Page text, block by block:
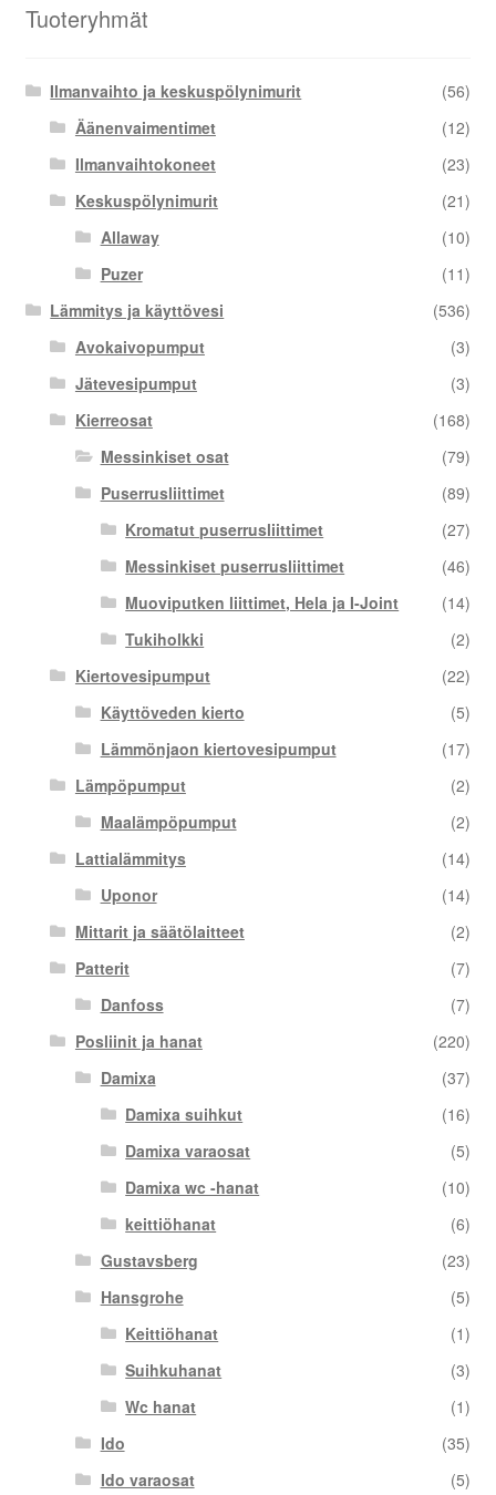
Tuoteryhmät
Ilmanvaihto ja keskuspölynimurit
(56)
Äänenvaimentimet
(12)
Ilmanvaihtokoneet
(23)
Keskuspölynimurit
(21)
Allaway
(10)
Puzer
(11)
Lämmitys ja käyttövesi
(536)
Avokaivopumput
(3)
Jätevesipumput
(3)
Kierreosat
(168)
Messinkiset osat
(79)
Puserrusliittimet
(89)
Kromatut puserrusliittimet
(27)
Messinkiset puserrusliittimet
(46)
Muoviputken liittimet, Hela ja I-Joint
(14)
Tukiholkki
(2)
Kiertovesipumput
(22)
Käyttöveden kierto
(5)
Lämmönjaon kiertovesipumput
(17)
Lämpöpumput
(2)
Maalämpöpumput
(2)
Lattialämmitys
(14)
Uponor
(14)
Mittarit ja säätölaitteet
(2)
Patterit
(7)
Danfoss
(7)
Posliinit ja hanat
(220)
Damixa
(37)
Damixa suihkut
(16)
Damixa varaosat
(5)
Damixa wc -hanat
(10)
keittiöhanat
(6)
Gustavsberg
(23)
Hansgrohe
(5)
Keittiöhanat
(1)
Suihkuhanat
(3)
Wc hanat
(1)
Ido
(35)
Ido varaosat
(5)